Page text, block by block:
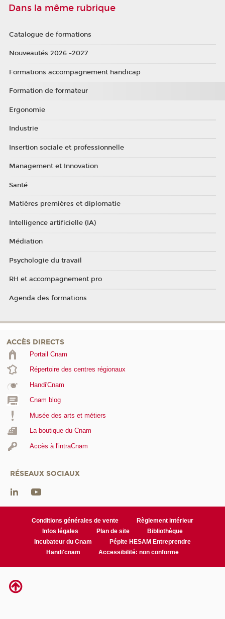
Dans la même rubrique
Catalogue de formations
Nouveautés 2026 -2027
Formations accompagnement handicap
Formation de formateur
Ergonomie
Industrie
Insertion sociale et professionnelle
Management et Innovation
Santé
Matières premières et diplomatie
Intelligence artificielle (IA)
Médiation
Psychologie du travail
RH et accompagnement pro
Agenda des formations
ACCÈS DIRECTS
Portail Cnam
Répertoire des centres régionaux
Handi'Cnam
Cnam blog
Musée des arts et métiers
La boutique du Cnam
Accès à l'intraCnam
RÉSEAUX SOCIAUX
Conditions générales de vente
Règlement intérieur
Infos légales
Plan de site
Bibliothèque
Incubateur du Cnam
Pépite HESAM Entreprendre
Handi'cnam
Accessibilité: non conforme